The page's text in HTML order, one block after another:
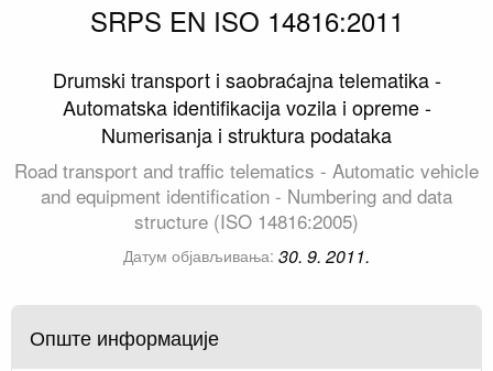
SRPS EN ISO 14816:2011
Drumski transport i saobraćajna telematika -
Automatska identifikacija vozila i opreme -
Numerisanja i struktura podataka
Road transport and traffic telematics - Automatic vehicle
and equipment identification - Numbering and data
structure (ISO 14816:2005)
Датум објављивања: 30. 9. 2011.
Опште информације